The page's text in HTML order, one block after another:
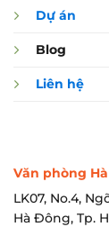
Dự án
Blog
Liên hệ
Văn phòng
LK07, No.4,
Hà Đông, Tp.